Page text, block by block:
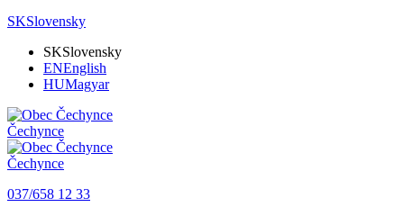
SKSlovensky
SKSlovensky
ENEnglish
HUMagyar
Čechynce
Čechynce
037/658 12 33